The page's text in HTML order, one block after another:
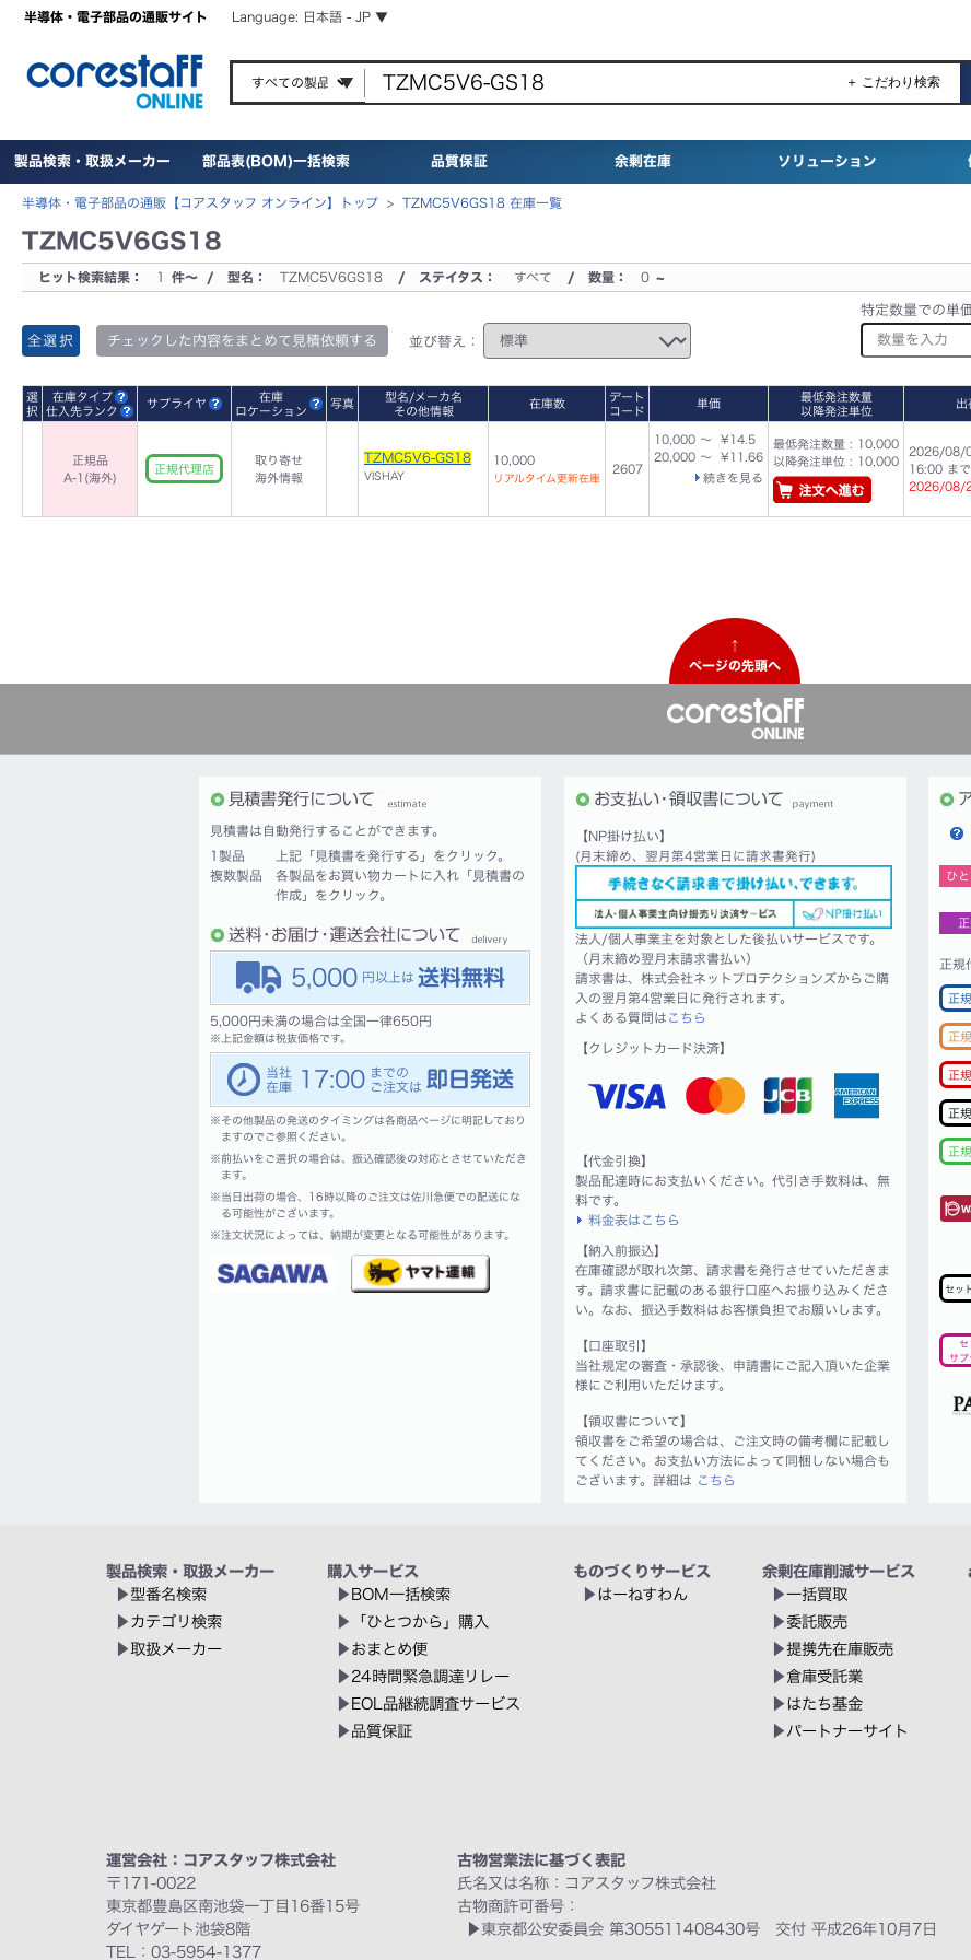
半導体・電子部品の通販サイト Language: 日本語 - JP ▼
＋ こだわり検索
製品検索・取扱メーカー 部品表(BOM)一括検索 品質保証 余剰在庫 ソリューション
半導体・電子部品の通販【コアスタッフ オンライン】トップ > TZMC5V6GS18 在庫一覧
TZMC5V6GS18
ヒット検索結果： 1 件～ / 型名： TZMC5V6GS18 / ステイタス： すべて / 数量： 0 ~
全選択 チェックした内容をまとめて見積依頼する 並び替え：
特定数量での単
選
択
在庫タイプ
仕入先ランク
サプライヤ
在庫
ロケーション
写真
型名/メーカ名
その他情報
在庫数
デート
コード
単価
最低発注数量
以降発注単位
出
正規品
A-1(海外)
正規代理店
取り寄せ
海外情報
TZMC5V6-GS18
VISHAY
10,000
リアルタイム更新在庫
2607
10,000 ～ ¥14.5
20,000 ～ ¥11.66
続きを見る
最低発注数量 : 10,000
以降発注単位 : 10,000
2026/08/
16:00 ま
2026/08/
↑
ページの先頭へ
見積書は自動発行することができます。
1製品
上記「見積書を発行する」をクリック。
複数製品
各製品をお買い物カートに入れ「見積書の
作成」をクリック。
5,000
5,000円未満の場合は全国一律650円
※ 上記金額は税抜価格です。
17:00
※その他製品の発送のタイミングは各商品ページに明記しており
ますのでご参照ください。
※前払いをご選択の場合は、振込確認後の対応とさせていただき
ます。
※ 当日出荷の場合、16時以降のご注文は佐川急便での配送にな
る可能性がございます。
※注文状況によっては、納期が変更となる可能性があります。
【NP掛け払い】
(月末締め、翌月第4営業日に請求書発行)
法人/個人事業主を対象とした後払いサービスです。
（月末締め翌月末請求書払い）
請求書は、株式会社ネットプロテクションズからご購
入の翌月第4営業日に発行されます。
よくある質問は こちら
【クレジットカード決済】
【代金引換】
製品配達時にお支払いください。代引き手数料は、無
料です。
料金表はこちら
【納入前振込】
在庫確認が取れ次第、請求書を発行させていただきま
す。請求書に記載のある銀行口座へお振り込みくださ
い。なお、振込手数料はお客様負担でお願いします。
【口座取引】
当社規定の審査・承認後、申請書にご記入頂いた企業
様にご利用いただけます。
【領収書について】
領収書をご希望の場合は、ご注文時の備考欄に記載し
てください。お支払い方法によって同梱しない場合も
ございます。詳細は こちら
ひ
正規
正
正
正
正
正
セッ
セ
サプ
製品検索・取扱メーカー
型番名検索
カテゴリ検索
取扱メーカー
購入サービス
BOM一括検索
「ひとつから」購入
おまとめ便
24時間緊急調達リレー
EOL品継続調査サービス
品質保証
ものづくりサービス
はーねすわん
余剰在庫削減サービス
一括買取
委託販売
提携先在庫販売
倉庫受託業
はたち基金
パートナーサイト
運営会社：コアスタッフ株式会社
〒171-0022
東京都豊島区南池袋一丁目16番15号
ダイヤゲート池袋8階
TEL：03-5954-1377
古物営業法に基づく表記
氏名又は名称：コアスタッフ株式会社
古物商許可番号：
東京都公安委員会 第305511408430号 交付 平成26年10月7日